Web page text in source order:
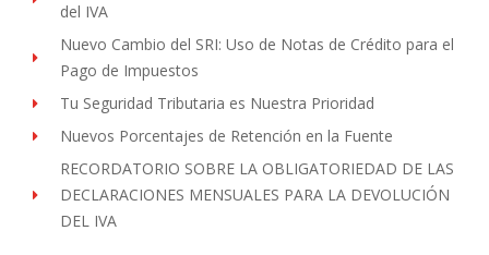
del IVA
Nuevo Cambio del SRI: Uso de Notas de Crédito para el
Pago de Impuestos
Tu Seguridad Tributaria es Nuestra Prioridad
Nuevos Porcentajes de Retención en la Fuente
RECORDATORIO SOBRE LA OBLIGATORIEDAD DE LAS
DECLARACIONES MENSUALES PARA LA DEVOLUCIÓN
DEL IVA